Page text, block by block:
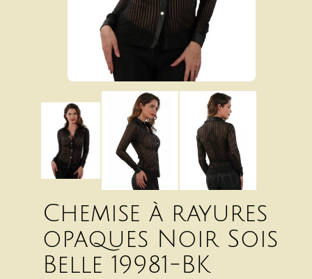
Chemise à rayures
opaques Noir Sois
Belle 19981-BK